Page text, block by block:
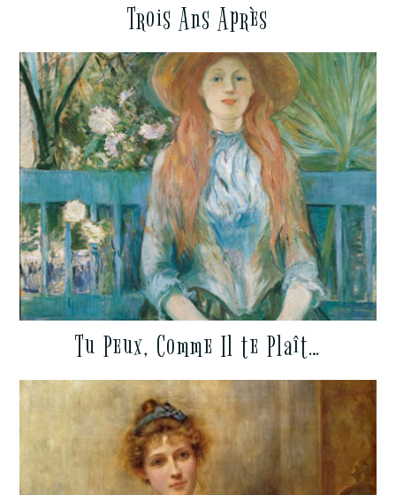
Trois Ans Après
Tu Peux, Comme Il te Plaît…